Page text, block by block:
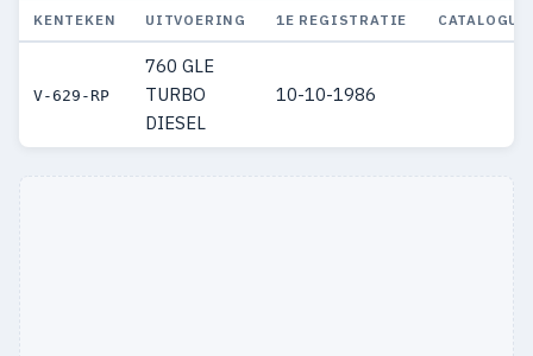
KENTEKEN UITVOERING 1E REGISTRATIE
V-629-RP
760 GLE
TURBO
DIESEL
10-10-1986